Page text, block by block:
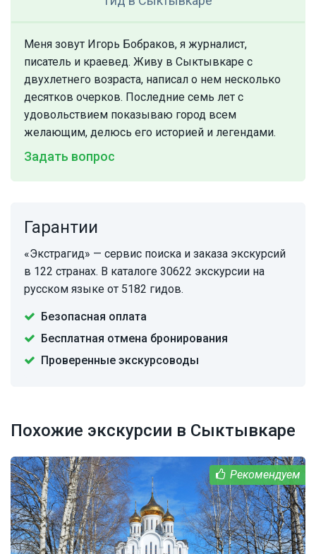
Меня зовут Игорь Бобраков, я журналист,
писатель и краевед. Живу в Сыктывкаре с
двухлетнего возраста, написал о нем несколько
десятков очерков. Последние семь лет с
удовольствием показываю город всем
желающим, делюсь его историей и легендами.
Задать вопрос
Гарантии
«Экстрагид» — сервис поиска и заказа экскурсий
в 122 странах. В каталоге 30622 экскурсии на
русском языке от 5182 гидов.
Безопасная оплата
Бесплатная отмена бронирования
Проверенные экскурсоводы
Похожие экскурсии в Сыктывкаре